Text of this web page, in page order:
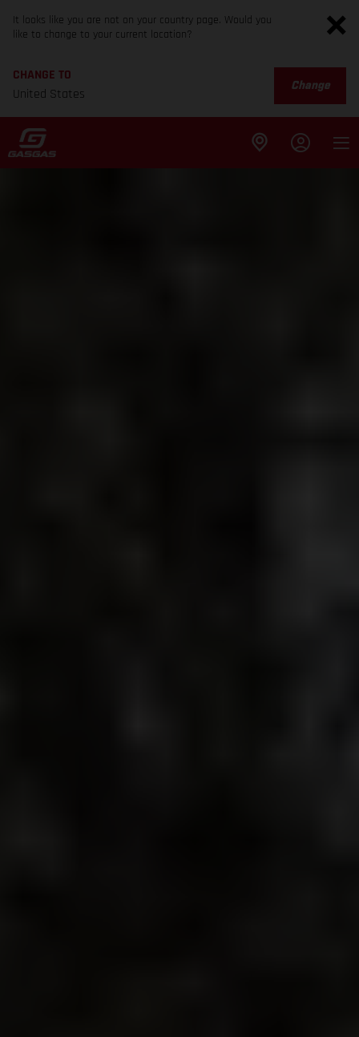
It looks like you are not on your country page. Would you
like to change to your current location?
CHANGE TO
United States
Change